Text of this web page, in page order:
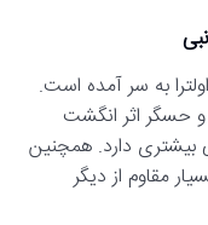
به سر آمده است.
حسگر اثر انگشت
بیشتری دارد. همچنین
مقاوم از دیگر